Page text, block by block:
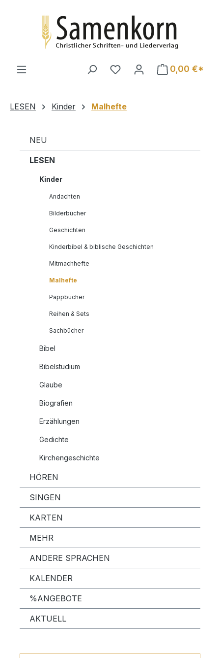
0,00 €*
LESEN Kinder Malhefte
NEU
LESEN
Kinder
Andachten
Bilderbücher
Geschichten
Kinderbibel & biblische Geschichten
Mitmachhefte
Malhefte
Pappbücher
Reihen & Sets
Sachbücher
Bibel
Bibelstudium
Glaube
Biografien
Erzählungen
Gedichte
Kirchengeschichte
HÖREN
SINGEN
KARTEN
MEHR
ANDERE SPRACHEN
KALENDER
%ANGEBOTE
AKTUELL